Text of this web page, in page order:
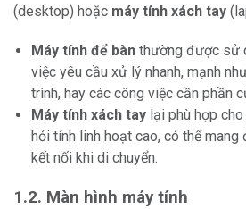
(desktop) hoặc máy tính xách tay
Máy tính để bàn thường được sử
việc yêu cầu xử lý nhanh, mạnh
trình, hay các công việc cần phần
Máy tính xách tay lại phù hợp
hỏi tính linh hoạt cao, có thể mang
kết nối khi di chuyển.
1.2. Màn hình máy tính